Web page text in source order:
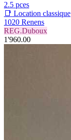
2.5 pces
📑 Location classique
1020 Renens
REG.Duboux
1'960.00